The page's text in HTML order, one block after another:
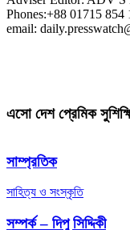
Phones:+88 01715 854
email:
এসো দেশ প্রেমিক
সাম্প্রতিক
সাহিত্য ও সংস্কৃতি
সম্পর্ক – দিপু সিদ্দিকী